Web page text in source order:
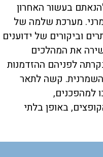
בעשור האחרון
מערכת שלמה של
וביקורים של ידוענים
את המהלכים
לפניהם ההזדמנות
קשה לתאר
למהפכנים,
באופן בלתי